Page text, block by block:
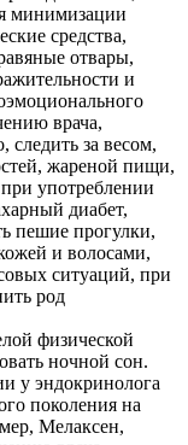
минимизации
средства,
отвары,
и
врача,
следить за весом,
жареной пищи,
употреблении
диабет,
пешие прогулки,
и волосами,
ситуаций, при
род
физической
ночной сон.
у эндокринолога
поколения на
Мелаксен,